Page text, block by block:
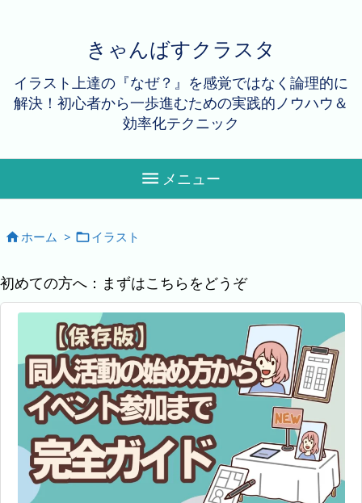
きゃんばすクラスタ
イラスト上達の『なぜ？』を感覚ではなく論理的に
解決！初心者から一歩進むための実践的ノウハウ＆
効率化テクニック
メニュー
ホーム > イラスト
初めての方へ：まずはこちらをどうぞ